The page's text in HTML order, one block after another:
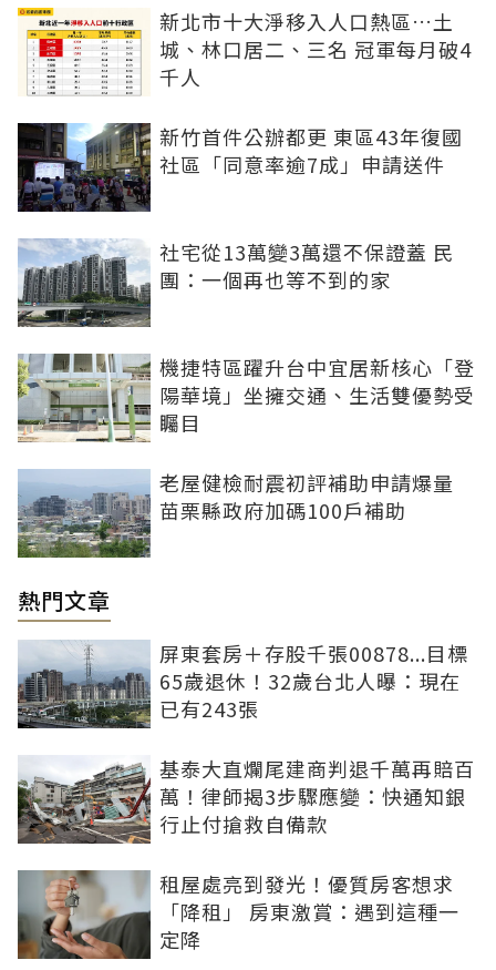
新北市十大淨移入人口熱區…土
城、林口居二、三名 冠軍每月破4
千人
新竹首件公辦都更 東區43年復國
社區「同意率逾7成」申請送件
社宅從13萬變3萬還不保證蓋 民
團：一個再也等不到的家
機捷特區躍升台中宜居新核心「登
陽華境」坐擁交通、生活雙優勢受
矚目
老屋健檢耐震初評補助申請爆量
苗栗縣政府加碼100戶補助
熱門文章
屏東套房＋存股千張00878...目標
65歲退休！32歲台北人曝：現在
已有243張
基泰大直爛尾建商判退千萬再賠百
萬！律師揭3步驟應變：快通知銀
行止付搶救自備款
租屋處亮到發光！優質房客想求
「降租」 房東激賞：遇到這種一
定降